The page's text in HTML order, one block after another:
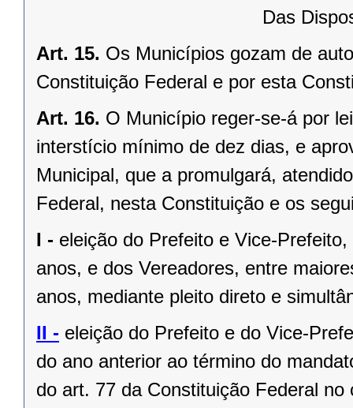
Das
Art. 15. Os Municípios gozam de
Constituição Federal e por esta
Art. 16. O Município reger-se-á por
interstício mínimo de dez dias, e
Municipal, que a promulgará,
Federal, nesta Constituição e os
I - eleição do Prefeito e Vice-
anos, e dos Vereadores, entre
anos, mediante pleito direto e
II - eleição do Prefeito e do Vice-
do ano anterior ao término do
do art. 77 da Constituição Federal